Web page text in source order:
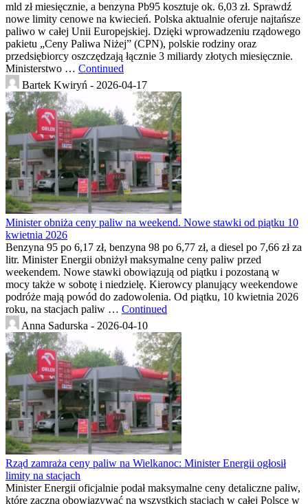
mld zł miesięcznie, a benzyna Pb95 kosztuje ok. 6,03 zł. Sprawdź
nowe limity cenowe na kwiecień. Polska aktualnie oferuje najtańsze
paliwo w całej Unii Europejskiej. Dzięki wprowadzeniu rządowego
pakietu „Ceny Paliwa Niżej” (CPN), polskie rodziny oraz
przedsiębiorcy oszczędzają łącznie 3 miliardy złotych miesięcznie.
Ministerstwo … Continued
Bartek Kwiryń - 2026-04-17
Minister obniża ceny paliw na weekend. Nowe stawki od piątku 10
kwietnia 2026
Benzyna 95 po 6,17 zł, benzyna 98 po 6,77 zł, a diesel po 7,66 zł za
litr. Minister Energii obniżył maksymalne ceny paliw przed
weekendem. Nowe stawki obowiązują od piątku i pozostaną w
mocy także w sobotę i niedzielę. Kierowcy planujący weekendowe
podróże mają powód do zadowolenia. Od piątku, 10 kwietnia 2026
roku, na stacjach paliw … Continued
Anna Sadurska - 2026-04-10
Rząd zamraża ceny paliw na Wielkanoc: Minister Energii ogłosił
limity na stacjach
Minister Energii oficjalnie podał maksymalne ceny detaliczne paliw,
które zaczną obowiązywać na wszystkich stacjach w całej Polsce w